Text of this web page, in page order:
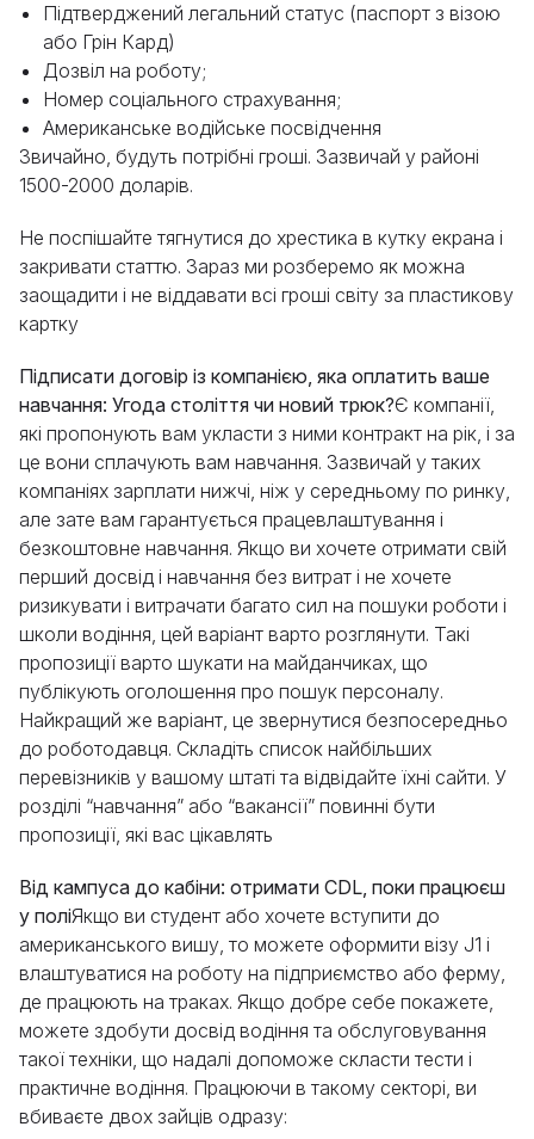
Підтверджений легальний статус (паспорт з візою
або Грін Кард)
Дозвіл на роботу;
Номер соціального страхування;
Американське водійське посвідчення
Звичайно, будуть потрібні гроші. Зазвичай у районі
1500-2000 доларів.
Не поспішайте тягнутися до хрестика в кутку екрана і
закривати статтю. Зараз ми розберемо як можна
заощадити і не віддавати всі гроші світу за пластикову
картку
Підписати договір із компанією, яка оплатить ваше
навчання: Угода століття чи новий трюк?Є компанії,
які пропонують вам укласти з ними контракт на рік, і за
це вони сплачують вам навчання. Зазвичай у таких
компаніях зарплати нижчі, ніж у середньому по ринку,
але зате вам гарантується працевлаштування і
безкоштовне навчання. Якщо ви хочете отримати свій
перший досвід і навчання без витрат і не хочете
ризикувати і витрачати багато сил на пошуки роботи і
школи водіння, цей варіант варто розглянути. Такі
пропозиції варто шукати на майданчиках, що
публікують оголошення про пошук персоналу.
Найкращий же варіант, це звернутися безпосередньо
до роботодавця. Складіть список найбільших
перевізників у вашому штаті та відвідайте їхні сайти. У
розділі “навчання” або “вакансії” повинні бути
пропозиції, які вас цікавлять
Від кампуса до кабіни: отримати CDL, поки працюєш
у поліЯкщо ви студент або хочете вступити до
американського вишу, то можете оформити візу J1 і
влаштуватися на роботу на підприємство або ферму,
де працюють на траках. Якщо добре себе покажете,
можете здобути досвід водіння та обслуговування
такої техніки, що надалі допоможе скласти тести і
практичне водіння. Працюючи в такому секторі, ви
вбиваєте двох зайців одразу: